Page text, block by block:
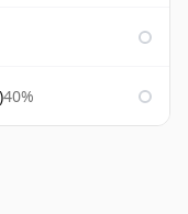
40%